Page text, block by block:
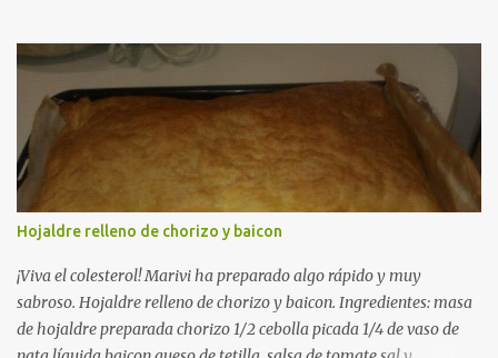
virgen para untar la bandeja de horno Elaboración: Precalentar el
horno a 200ºC .Picamos la cebolla y la doramos en una sartén
grande con el aceite de oliva virgen extra a fuego medio. A
continuación agregamos la nata y los boletus en trocitos
pequeños. Removemos bien y agregamos el jamón ibérico cortado
en trocitos. Picamos los huevos duros y los agregamos a la mezcla
dejamos reducir algo la nata para que espese. Rectificamos de sal.
Empezamos a rellenar las empanadillas de la mezcla anterior con
ayuda de una cuchara. Cerramos las empanadillas con ayuda de
u...
Hojaldre relleno de chorizo y baicon
¡Viva el colesterol! Marivi ha preparado algo rápido y muy
sabroso. Hojaldre relleno de chorizo y baicon. Ingredientes: masa
de hojaldre preparada chorizo 1/2 cebolla picada 1/4 de vaso de